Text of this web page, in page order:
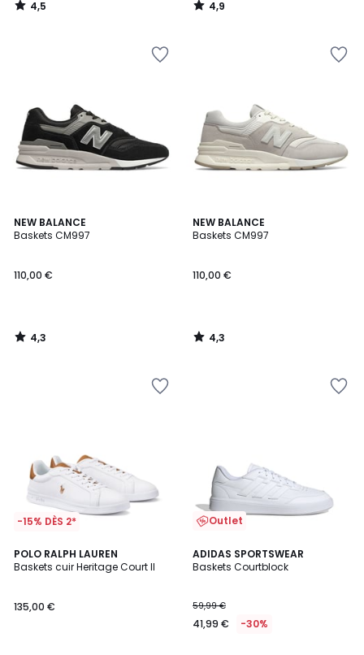
4,5
/
4,9
/
NEW BALANCE
Baskets CM997
110,00 €
4,3
/ 5
4,3
/
NEW BALANCE
Baskets CM997
110,00 €
4,3
/ 5
4,3
/
-15% DÈS 2*
POLO RALPH LAUREN
Baskets cuir Heritage Court II
135,00 €
4,6
/ 5
Outlet
ADIDAS SPORTSWEAR
Baskets Courtblock
59,99 €
41,99 € -30%
4,7
/ 5